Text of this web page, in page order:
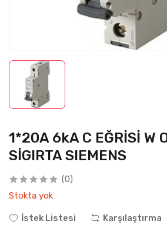
1*20A 6kA C EĞRİSİ W
SİGIRTA SIEMENS
(0)
Stokta yok
İstek Listesi Karşılaştırma